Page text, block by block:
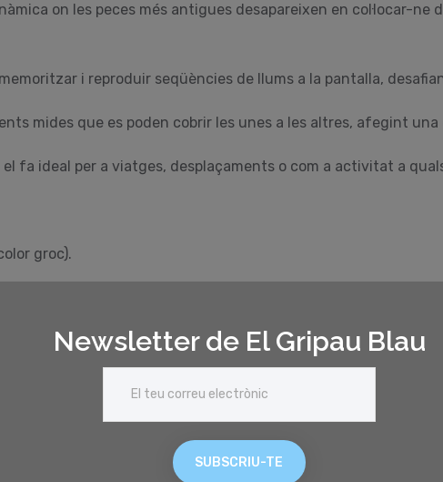
Newsletter de El Gripau Blau
SUBSCRIU-TE
on les peces més antigues desapareixen en col·locar-ne
i reproduir seqüències de llums a la pantalla,
mides que es poden cobrir les unes a les altres, afegint
fa ideal per a viatges, desplaçaments o com a activitat a
groc).
resolució de problemes, memòria a curt termini,